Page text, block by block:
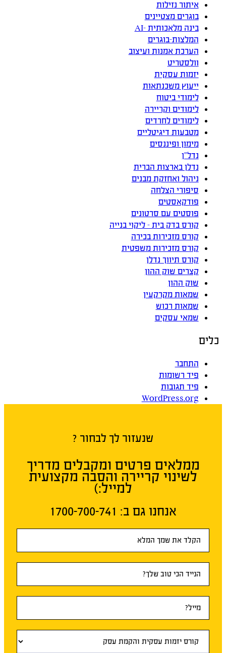
איתור נזילות
בוגרים מצטיינים
בינה מלאכותית -AI
המלצות-בוגרים
הערכת אמנות ועיצוב
וולסטריט
יזמות עסקית
ייעוץ משכנתאות
לימודי ביטוח
לימודים וקריירה
לימודים לחרדים
מטבעות דיגיטליים
מימון ופיננסים
נדל”ן
נדלן בארצות הברית
ניהול ואחזקת מבנים
סיפורי הצלחה
פודקאסטים
פוסטים עם סרטונים
קורס בדק בית – ליקוי בנייה
קורס מזכירות בכירה
קורס מזכירות משפטית
קורס תיווך נדלן
קצרים שוק ההון
שוק ההון
שמאות מקרקעין
שמאות רכוש
שמאי עסקים
כלים
התחבר
פיד רשומות
פיד תגובות
WordPress.org
שנעזור לך לבחור ?
ממלאים פרטים ומקבלים מדריך
לשינוי קריירה והסבה מקצועית
למייל:)
אנחנו גם ב:​ 1700-700-741
ראשי